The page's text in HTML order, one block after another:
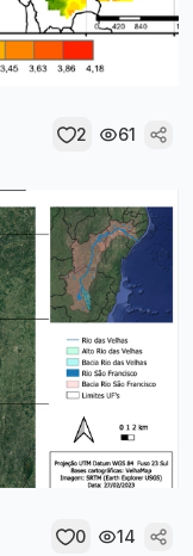
2 61
0 14